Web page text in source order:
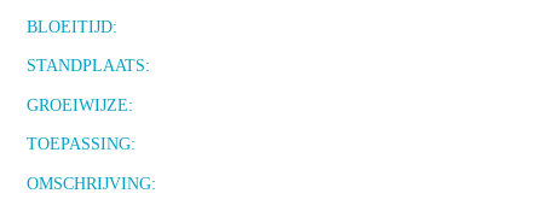
BLOEITIJD:
STANDPLAATS:
GROEIWIJZE:
TOEPASSING:
OMSCHRIJVING: